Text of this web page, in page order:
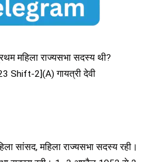
महिला राज्यसभा सदस्य थी?
Shift-2](A) गायत्री देवी
सांसद, महिला राज्यसभा सदस्य रही।